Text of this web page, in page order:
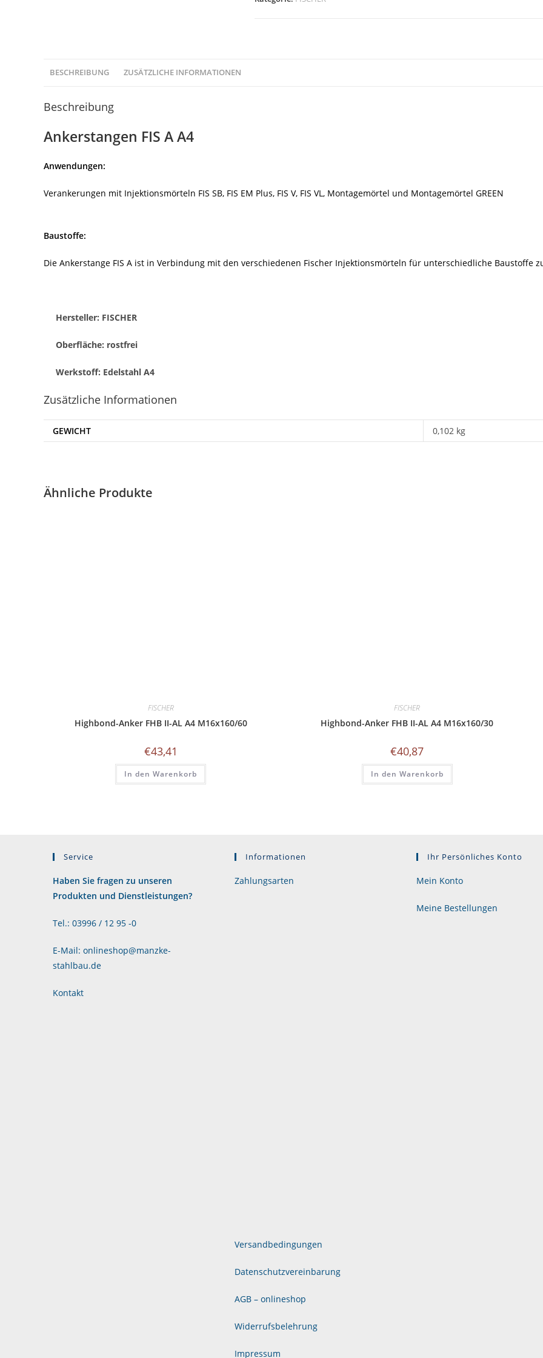
BESCHREIBUNG ZUSÄTZLICHE INFORMATIONEN
Beschreibung
Ankerstangen FIS A A4
Anwendungen:
Verankerungen mit Injektionsmörteln FIS SB, FIS EM Plus, FIS V, FIS VL, Montagemörtel und Montagemörtel GREEN
Baustoffe:
Die Ankerstange FIS A ist in Verbindung mit den verschiedenen Fischer Injektionsmörteln für unterschiedliche Baustoffe
Hersteller: FISCHER
Oberfläche: rostfrei
Werkstoff: Edelstahl A4
Zusätzliche Informationen
GEWICHT 0,102 kg
Ähnliche Produkte
FISCHER
Highbond-Anker FHB II-AL A4 M16x160/60
€43,41
In den Warenkorb
FISCHER
Highbond-Anker FHB II-AL A4 M16x160/30
€40,87
In den Warenkorb
Service
Haben Sie fragen zu unseren
Produkten und Dienstleistungen?
Tel.: 03996 / 12 95 -0
E-Mail: onlineshop@manzke-
stahlbau.de
Kontakt
Informationen
Zahlungsarten
Versandbedingungen
Datenschutzvereinbarung
AGB – onlineshop
Widerrufsbelehrung
Impressum
Ihr Persönliches Konto
Mein Konto
Meine Bestellungen